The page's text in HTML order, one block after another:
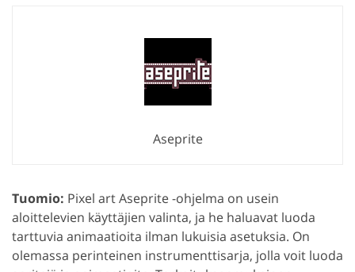
Aseprite
Tuomio: Pixel art Aseprite -ohjelma on usein
aloittelevien käyttäjien valinta, ja he haluavat luoda
tarttuvia animaatioita ilman lukuisia asetuksia. On
olemassa perinteinen instrumenttisarja, jolla voit luoda